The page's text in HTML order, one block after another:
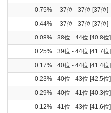
0.75%
37位 - 37位 [37位]
0.44%
37位 - 37位 [37位]
0.08%
38位 - 44位 [40.8位]
0.25%
39位 - 44位 [41.7位]
0.17%
40位 - 44位 [41.4位]
0.23%
40位 - 43位 [42.5位]
0.29%
40位 - 41位 [40.3位]
0.12%
41位 - 43位 [41.6位]